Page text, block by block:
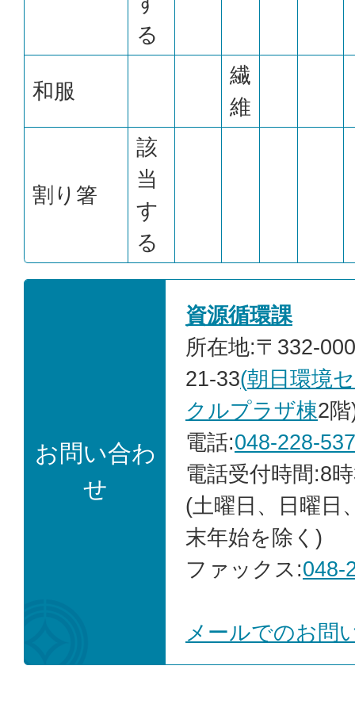
る
和服
繊
維
割り箸
該
当
す
る
お問い合わ
せ
資源循環課
所在地:〒332-
21-33(朝日環境
クルプラザ棟2
電話:048-228-
電話受付時間:8
(土曜日、日曜日
末年始を除く)
ファックス:048-
メールでのお問